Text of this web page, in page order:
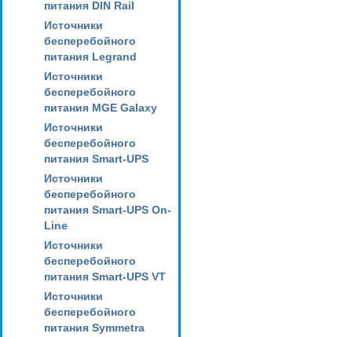
питания DIN Rail
Источники
бесперебойного
питания Legrand
Источники
бесперебойного
питания MGE Galaxy
Источники
бесперебойного
питания Smart-UPS
Источники
бесперебойного
питания Smart-UPS On-
Line
Источники
бесперебойного
питания Smart-UPS VT
Источники
бесперебойного
питания Symmetra